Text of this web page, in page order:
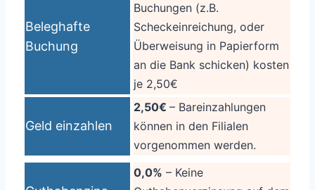
Beleghafte
Buchung
Buchungen (z.B.
Scheckeinreichung, oder
Überweisung in Papierform
an die Bank schicken) kosten
je 2,50€
Geld einzahlen
2,50€ – Bareinzahlungen
können in den Filialen
vorgenommen werden.
0,0% – Keine